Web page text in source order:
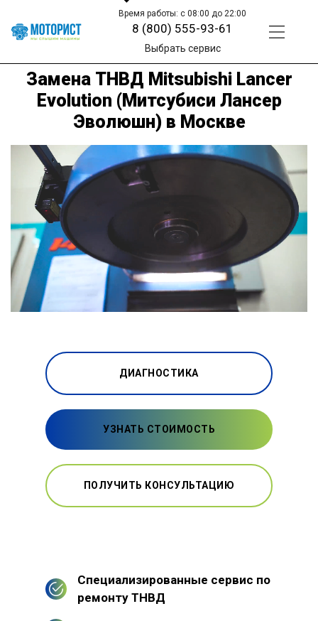
Время работы: с 08:00 до 22:00
8 (800) 555-93-61
Выбрать сервис
Замена ТНВД Mitsubishi Lancer
Evolution (Митсубиси Лансер
Эволюшн) в Москве
ДИАГНОСТИКА
УЗНАТЬ СТОИМОСТЬ
ПОЛУЧИТЬ КОНСУЛЬТАЦИЮ
Специализированные сервис по
ремонту ТНВД